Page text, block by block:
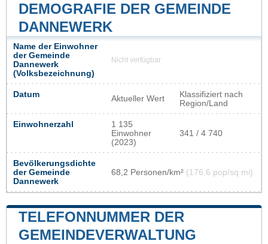
DEMOGRAFIE DER GEMEINDE
DANNEWERK
Name der Einwohner
der Gemeinde
Dannewerk
(Volksbezeichnung)
Nicht verfügbar
Datum Aktueller Wert
Klassifiziert nach
Region/Land
Einwohnerzahl
1 135
Einwohner
(2023)
341 / 4 740
Bevölkerungsdichte
der Gemeinde
Dannewerk
68,2 Personen/km² (176,6 pop/sq mi)
TELEFONNUMMER DER
GEMEINDEVERWALTUNG